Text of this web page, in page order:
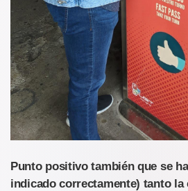
Punto positivo también que se
indicado correctamente) tanto la